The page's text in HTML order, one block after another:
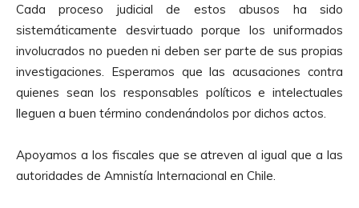
Cada proceso judicial de estos abusos ha sido
sistemáticamente desvirtuado porque los uniformados
involucrados no pueden ni deben ser parte de sus propias
investigaciones. Esperamos que las acusaciones contra
quienes sean los responsables políticos e intelectuales
lleguen a buen término condenándolos por dichos actos.
Apoyamos a los fiscales que se atreven al igual que a las
autoridades de Amnistía Internacional en Chile.